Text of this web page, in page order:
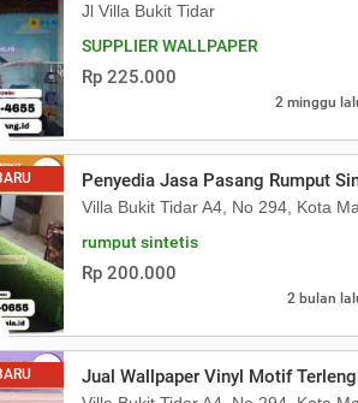
Jl Villa Bukit Tidar
SUPPLIER WALLPAPER
Rp 225.000
2 minggu
Penyedia Jasa Pasang Rumput
Villa Bukit Tidar A4, No 294, Kota
rumput sintetis
Rp 200.000
2 bulan
Jual Wallpaper Vinyl Motif